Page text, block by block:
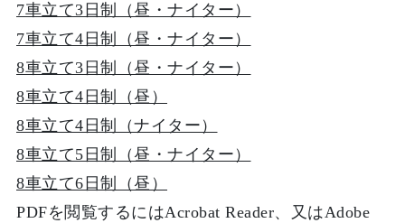
7車立て3日制（昼・ナイター）
7車立て4日制（昼・ナイター）
8車立て3日制（昼・ナイター）
8車立て4日制（昼）
8車立て4日制（ナイター）
8車立て5日制（昼・ナイター）
8車立て6日制（昼）
PDFを閲覧するにはAcrobat Reader、又はAdobe